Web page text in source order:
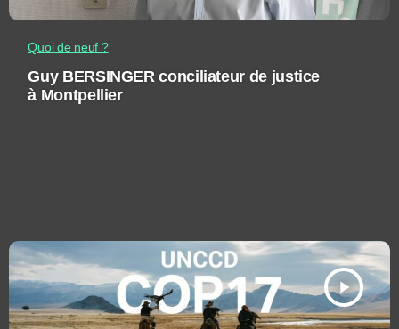
Quoi de neuf ?
Guy BERSINGER conciliateur de justice
à Montpellier
play_arrow